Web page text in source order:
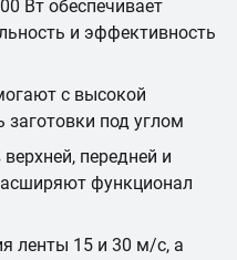
Вт обеспечивает
и эффективность
с высокой
заготовки под углом
передней и
функционал
ленты 15 и 30 м/с, а